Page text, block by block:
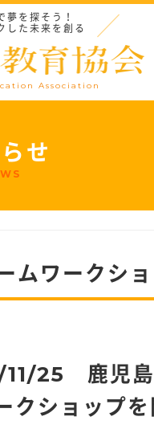
夢を探そう！
した未来を創る
Association
せ
ムワークシ
25 鹿児島
クショップを